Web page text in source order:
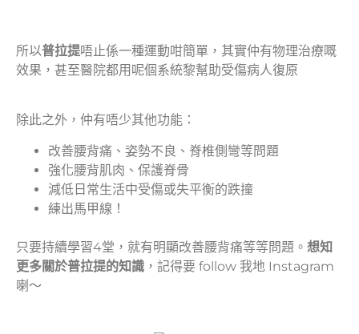
所以普拉提唔止係一種運動咁簡單，其實仲有物理治療嘅
效果，甚至醫院都用呢個系統黎幫助受傷病人復原
除此之外，仲有唔少其他功能：
改善腰背痛、姿勢不良、脊椎側彎等問題
強化腰背肌肉、保護脊骨
減低日常生活中受傷或失平衡的跌撞
練出馬甲線！
只要持續學習4堂，就有明顯改善腰背痛等等問題。 想知
更多關於普拉提的知識 ，記得要 follow 我地 Instagram
喇～